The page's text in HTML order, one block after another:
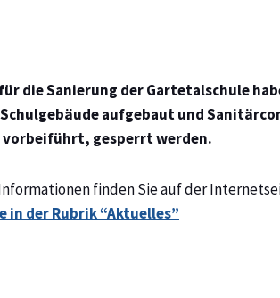
die Sanierung der Gartetalschule
aufgebaut und
gesperrt werden.
finden Sie auf der
in der Rubrik “Aktuelles”